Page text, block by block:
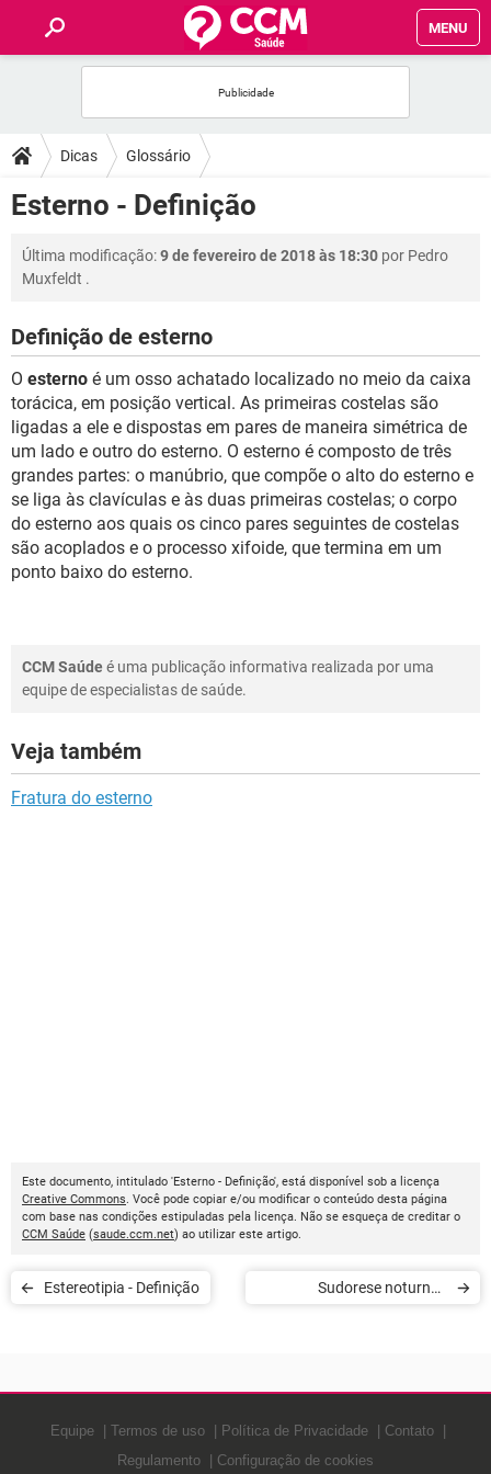
MENU
FÓRUM
SAÚDE
FAMÍLIA
SEXUALIDADE
GLOSSÁRIO
Dicas Glossário
Esterno - Definição
Última modificação:9 de fevereiro de 2018 às 18:30 por Pedro
Muxfeldt .
Definição de esterno
O esterno é um osso achatado localizado no meio da caixa
torácica, em posição vertical. As primeiras costelas são
ligadas a ele e dispostas em pares de maneira simétrica de
um lado e outro do esterno. O esterno é composto de três
grandes partes: o manúbrio, que compõe o alto do esterno e
se liga às clavículas e às duas primeiras costelas; o corpo
do esterno aos quais os cinco pares seguintes de costelas
são acoplados e o processo xifoide, que termina em um
ponto baixo do esterno.
CCM Saúdeé uma publicação informativa realizada por uma
equipe de especialistas de saúde.
Veja também
Fratura do esterno
Este documento, intitulado 'Esterno - Definição', está disponível sob a licença
Creative Commons. Você pode copiar e/ou modificar o conteúdo desta página
com base nas condições estipuladas pela licença. Não se esqueça de creditar o
CCM Saúde (saude.ccm.net) ao utilizar este artigo.
Estereotipia - Definição
Sudorese noturna -
Equipe Termos de uso Política de Privacidade
Contato
Regulamento
Configuração de cookies